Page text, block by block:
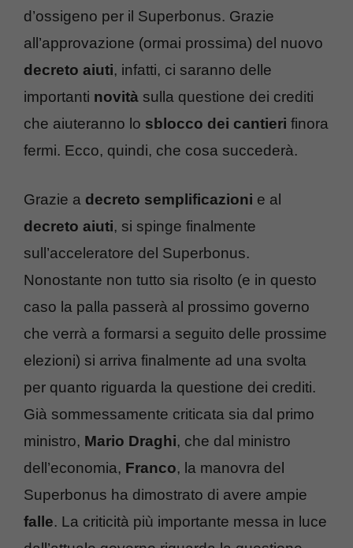
d’ossigeno per il Superbonus. Grazie
all’approvazione (ormai prossima) del nuovo
decreto aiuti, infatti, ci saranno delle
importanti novità sulla questione dei crediti
che aiuteranno lo sblocco dei cantieri finora
fermi. Ecco, quindi, che cosa succederà.
Grazie a decreto semplificazioni e al
decreto aiuti, si spinge finalmente
sull’acceleratore del Superbonus.
Nonostante non tutto sia risolto (e in questo
caso la palla passerà al prossimo governo
che verrà a formarsi a seguito delle prossime
elezioni) si arriva finalmente ad una svolta
per quanto riguarda la questione dei crediti.
Già sommessamente criticata sia dal primo
ministro, Mario Draghi, che dal ministro
dell’economia, Franco, la manovra del
Superbonus ha dimostrato di avere ampie
falle. La criticità più importante messa in luce